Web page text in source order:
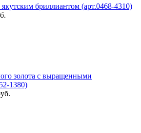
якутским бриллиантом (арт.0468-4310)
золота с выращенными
1380)